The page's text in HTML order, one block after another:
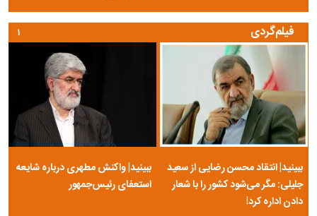
فیلم‌گردی
ببینید| انتقاد محسن رضایی از سعید
جلیلی: مگر می‌شود کشور را با شعار
دادن اداره کرد!
ببینید| واکنش مطهری درباره شایعه
استعفای رئیس‌جمهور
۱